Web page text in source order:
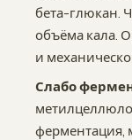
бета-глюкан.
объёма кала.
и
Слабо